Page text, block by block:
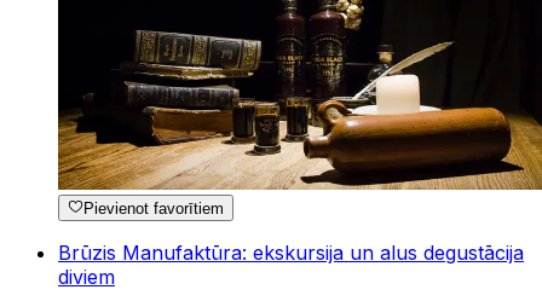
Pievienot favorītiem
Brūzis Manufaktūra: ekskursija un alus degustācija
diviem